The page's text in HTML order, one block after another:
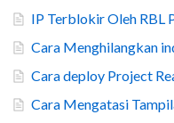
IP Terblokir Oleh RBL
Cara Menghilangkan
Cara deploy Project
Cara Mengatasi